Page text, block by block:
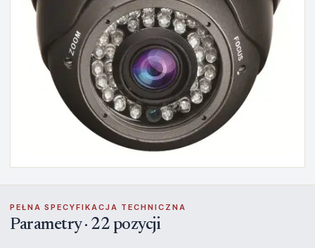
PEŁNA SPECYFIKACJA TECHNICZNA
Parametry · 22 pozycji